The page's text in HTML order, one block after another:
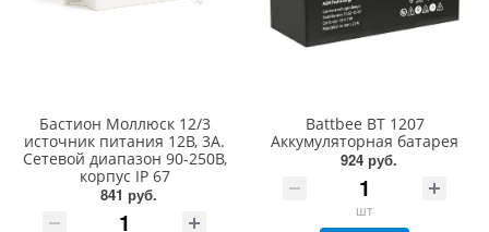
Бастион Моллюск 12/3
источник питания 12В, 3А.
Сетевой диапазон 90-250В,
корпус IP 67
841 руб.
Battbee BT 1207
Аккумуляторная батарея
924 руб.
шт